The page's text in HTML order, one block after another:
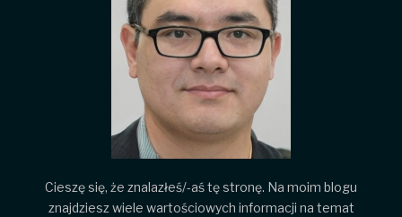
Cieszę się, że znalazłeś/-aś tę stronę. Na moim blogu
znajdziesz wiele wartościowych informacji na temat